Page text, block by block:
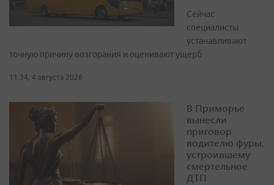
Сейчас
специалисты
устанавливают
точную причину возгорания и оценивают ущерб
11:34, 4 августа 2026
В Приморье
вынесли
приговор
водителю фуры,
устроившему
смертельное
ДТП